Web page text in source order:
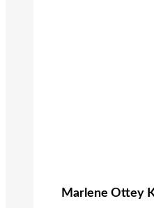
Marlene Ottey